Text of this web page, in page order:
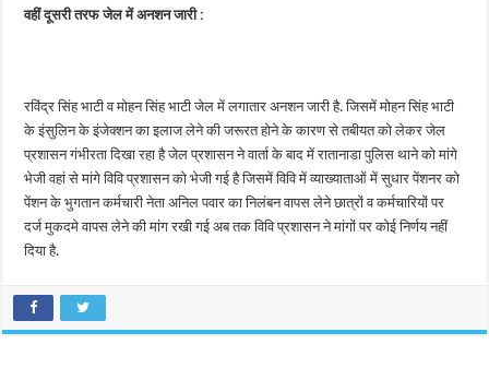
वहीं दूसरी तरफ जेल में अनशन जारी :
रविंद्र सिंह भाटी व मोहन सिंह भाटी जेल में लगातार अनशन जारी है. जिसमें मोहन सिंह भाटी
के इंसुलिन के इंजेक्शन का इलाज लेने की जरूरत होने के कारण से तबीयत को लेकर जेल
प्रशासन गंभीरता दिखा रहा है जेल प्रशासन ने वार्ता के बाद में रातानाडा पुलिस थाने को मांगे
भेजी वहां से मांगे विवि प्रशासन को भेजी गई है जिसमें विवि में व्याख्याताओं में सुधार पेंशनर को
पेंशन के भुगतान कर्मचारी नेता अनिल पवार का निलंबन वापस लेने छात्रों व कर्मचारियों पर
दर्ज मुकदमे वापस लेने की मांग रखी गई अब तक विवि प्रशासन ने मांगों पर कोई निर्णय नहीं
दिया है.